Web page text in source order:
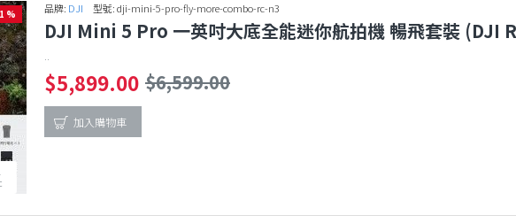
% 品牌: DJI 型號:dji-mini-5-pro-fly-more-combo-rc-n3
DJI Mini 5 Pro 一英吋大底全能迷你航拍機 暢飛套裝 (DJI
..
$5,899.00 $6,599.00
加入購物車